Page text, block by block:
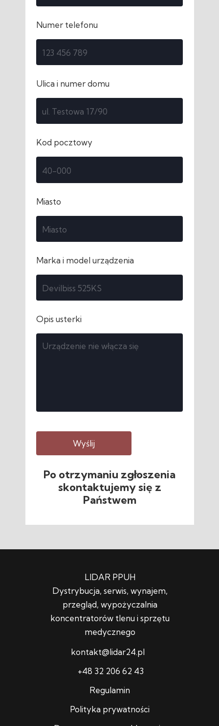
Numer telefonu
Ulica i numer domu
Kod pocztowy
Miasto
Marka i model urządzenia
Opis usterki
Wyślij
Po otrzymaniu zgłoszenia
skontaktujemy się z
Państwem
LIDAR PPUH
Dystrybucja, serwis, wynajem,
przegląd, wypożyczalnia
koncentratorów tlenu i sprzętu
medycznego
kontakt@lidar24.pl
+48 32 206 62 43
Regulamin
Polityka prywatności